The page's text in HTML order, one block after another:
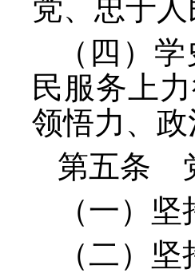
党、忠于人
（四）
民服务上
领悟力、
第五条
（一）
（二）